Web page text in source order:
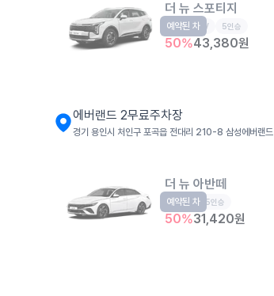
더 뉴 스포티지
준중형SUV 5인승
50%43,380원
예약된 차
에버랜드 2무료주차장
경기 용인시 처인구 포곡읍 전대리 210-8 삼성에버랜드
더 뉴 아반떼
준중형 5인승
50%31,420원
예약된 차